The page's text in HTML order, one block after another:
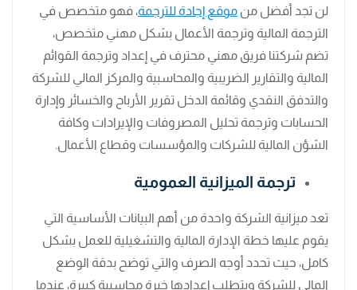
لن تجد أفضل من موقع إجادة للترجمة، فهو متخصص في
الترجمة المالية وترجمة الأعمال بشكل مهني متخصص،
تضم شركتنا فريق مهني محترف في إعداد وترجمة القوائم
المالية والتقارير الضريبية والمحاسبية والمركز المالي للشركة
والتدفق النقدي وقائمة الدخل تقرير الأرباح والخسائر وإدارة
الحسابات وترجمة تحليل المصروفات والإيرادات وكافة
الشؤن المالية للشركات والمؤسسات وقطاع الأعمال.
ترجمة الميزانية العمومية
تعد ميزانية الشركة واحدة من أهم البيانات الأساسية التي
يقوم عليها خطة الإدارة المالية والتشغيلية للعمل بشكل
كامل، حيث تحدد أوجه الصرف والتي توضح بدقة الوضع
المالي للشركة ويتطلب إعدادها خبرة محاسبية كبيرة، عندما